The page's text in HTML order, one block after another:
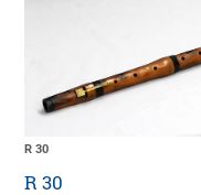
R 30
R 30